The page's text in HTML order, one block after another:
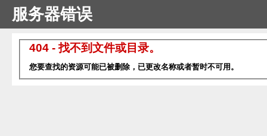
服务器错误
404 - 找不到文件或目录。
您要查找的资源可能已被删除，已更改名称或者暂时不可用。